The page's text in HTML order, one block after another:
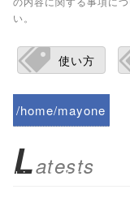
い。
使い方
/home/mayone
biz.jp/public_ht
Latests